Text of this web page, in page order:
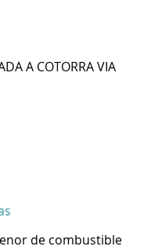
A COTORRA VIA
de combustible